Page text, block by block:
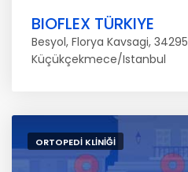
BIOFLEX TÜRKIYE
Besyol, Florya Kavsagi, 34295
Küçükçekmece/Istanbul
ORTOPEDI KLINIĞI